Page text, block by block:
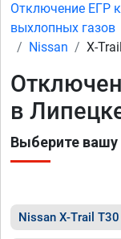
Отключение ЕГР
выхлопных газов
Nissan
X-Trail
в
Выберите
Nissan X-Trail